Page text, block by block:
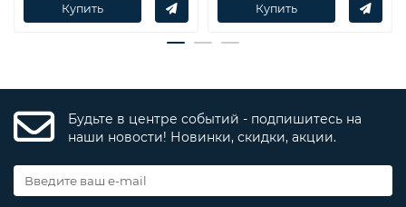
Купить Купить
Будьте в центре событий - подпишитесь на
наши новости! Новинки, скидки, акции.